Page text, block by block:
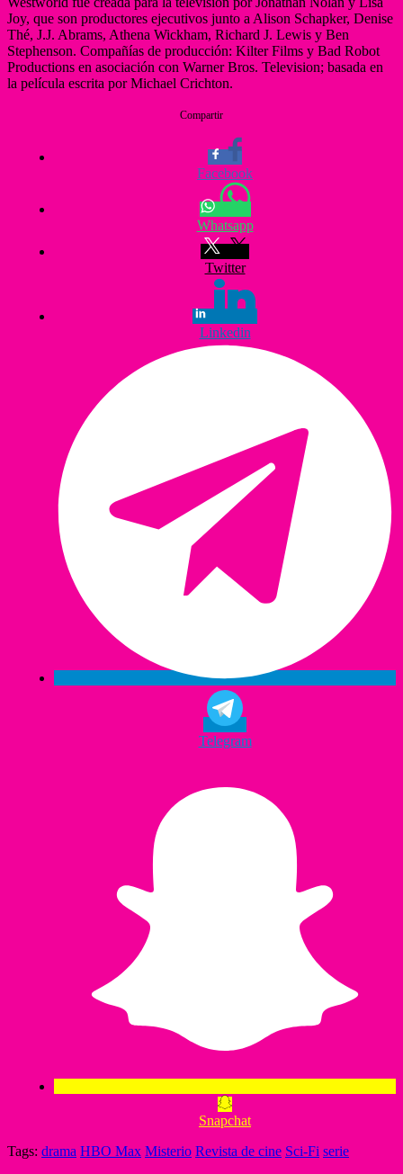
Joy, que son productores ejecutivos junto a Alison Schapker, Denise
Thé, J.J. Abrams, Athena Wickham, Richard J. Lewis y Ben
Stephenson. Compañías de producción: Kilter Films y Bad Robot
Productions en asociación con Warner Bros. Television; basada en
la película escrita por Michael Crichton.
Compartir
Facebook
Whatsapp
Twitter
Linkedin
Telegram
Snapchat
Tags: drama HBO Max Misterio Revista de cine Sci-Fi serie